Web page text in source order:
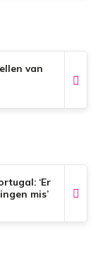
van
‘Er
mis’